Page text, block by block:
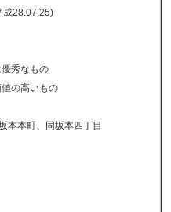
成28.07.25)
秀なもの
の高いもの
本本町、同坂本四丁目